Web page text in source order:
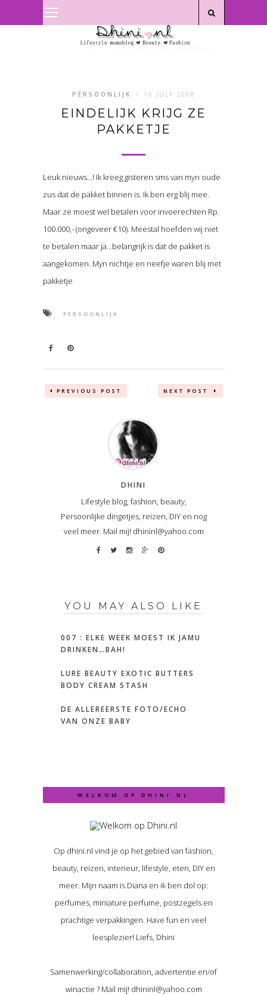
PERSOONLIJK / 16 JULY 2008
EINDELIJK KRIJG ZE
PAKKETJE
Leuk nieuws…! Ik kreeg gisteren sms van myn oude
zus dat de pakket binnen is. Ik ben erg blij mee.
Maar ze moest wel betalen voor invoerechten Rp.
100.000,- (ongeveer €10). Meestal hoefden wij niet
te betalen maar ja…belangrijk is dat de pakket is
aangekomen. Myn nichtje en neefje waren blij met
pakketje
PERSOONLIJK
PREVIOUS POST NEXT POST
DHINI
Lifestyle blog, fashion, beauty,
Persoonlijke dingetjes, reizen, DIY en nog
veel meer. Mail mij! dhininl@yahoo.com
YOU MAY ALSO LIKE
007 : ELKE WEEK MOEST IK JAMU
DRINKEN…BAH!
LURE BEAUTY EXOTIC BUTTERS
BODY CREAM STASH
DE ALLEREERSTE FOTO/ECHO
VAN ONZE BABY
WELKOM OP DHINI.NL
Op dhini.nl vind je op het gebied van fashion,
beauty, reizen, interieur, lifestyle, eten, DIY en
meer. Mijn naam is Diana en ik ben dol op:
perfumes, miniature perfume, postzegels en
prachtige verpakkingen. Have fun en veel
leesplezier! Liefs, Dhini
Samenwerking/collaboration, advertentie en/of
winactie ? Mail mij! dhininl@yahoo.com